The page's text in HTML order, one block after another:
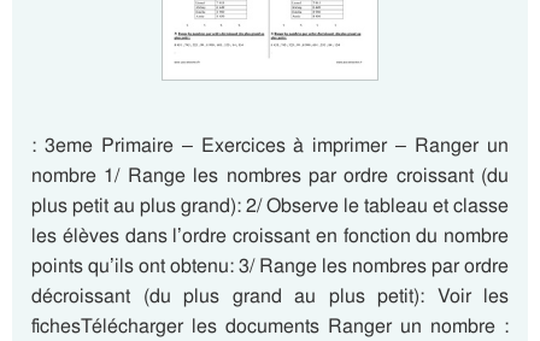
: 3eme Primaire – Exercices à imprimer – Ranger un
nombre 1/ Range les nombres par ordre croissant (du
plus petit au plus grand): 2/ Observe le tableau et classe
les élèves dans l’ordre croissant en fonction du nombre
points qu’ils ont obtenu: 3/ Range les nombres par ordre
décroissant (du plus grand au plus petit): Voir les
fichesTélécharger les documents Ranger un nombre :